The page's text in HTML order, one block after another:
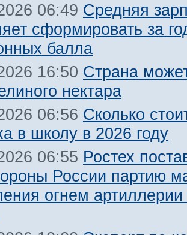
06:49 Средняя
сформировать за
балла
16:50 Страна
нектара
06:56 Сколько
в школу в 2026 году
06:55 Ростех
России партию
огнем